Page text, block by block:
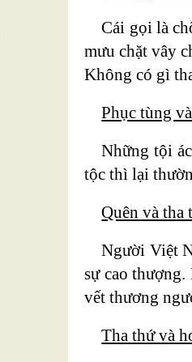
Cái gọi là
mưu chặt vây
Không có gì
Phục tùng
Những tội
tộc thì lại
Quên và tha
Người Việt
sự cao
vết thương
Tha thứ và